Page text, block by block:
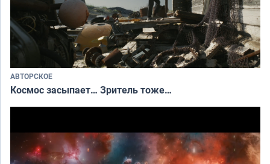
АВТОРСКОЕ
Космос засыпает… Зритель тоже…